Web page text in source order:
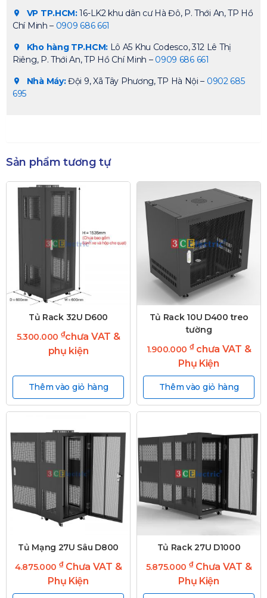
VP TP.HCM:16-LK2 khu dân cư Hà Đô, P. Thới An, TP Hồ
Chí Minh – 0909 686 661
Kho hàng TP.HCM:Lô A5 Khu Codesco, 312 Lê Thị
Riêng, P. Thới An, TP Hồ Chí Minh – 0909 686 661
Nhà Máy:Đội 9, Xã Tây Phương, TP Hà Nội – 0902 685
695
Sản phẩm tương tự
Tủ Rack 32U D600
5.300.000 ₫chưa VAT &
phụ kiện
Thêm vào giỏ hàng
Tủ Rack 10U D400 treo
tường
1.900.000 ₫chưa VAT &
Phụ Kiện
Thêm vào giỏ hàng
Tủ Mạng 27U Sâu D800
4.875.000 ₫Chưa VAT &
Phụ Kiện
Tủ Rack 27U D1000
5.875.000 ₫Chưa VAT &
Phụ Kiện